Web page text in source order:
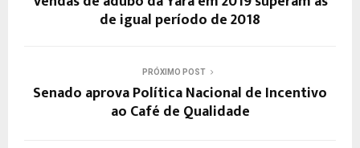
de igual período de 2018
PRÓXIMO POST
Senado aprova Política Nacional de Incentivo
ao Café de Qualidade